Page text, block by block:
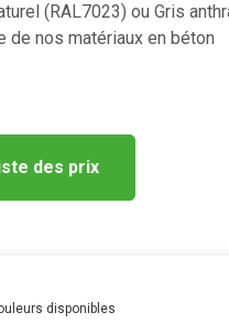
(RAL7023) ou Gris
de nos matériaux en béton
des prix
disponibles